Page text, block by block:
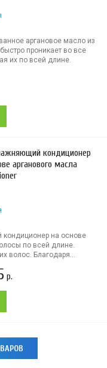
аргановое масло из
проникает во все
их по всей длине.
кондиционер
арганового масла
на основе
по всей длине.
волос. Благодаря...
р.